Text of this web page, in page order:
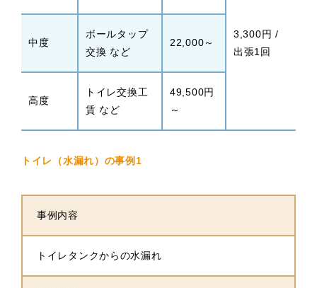
3,300円 /
出張1回
中度
ボールタップ
交換 など
22,000～
高度
トイレ交換工
賃 など
49,500円
～
トイレ（水漏れ）の事例1
事例内容
トイレタンクからの水漏れ